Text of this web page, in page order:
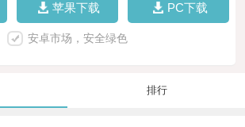
苹果下载 PC下载
安卓市场，安全绿色
排行